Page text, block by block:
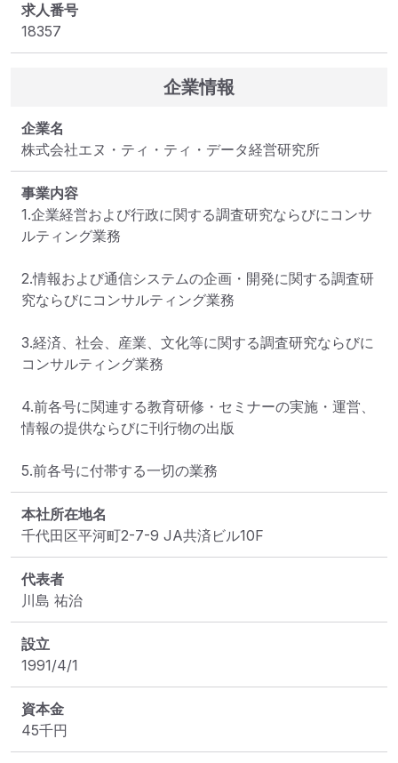
求人番号
18357
企業情報
企業名
株式会社エヌ・ティ・ティ・データ経営研究所
事業内容
1.企業経営および行政に関する調査研究ならびにコンサ
ルティング業務
2.情報および通信システムの企画・開発に関する調査研
究ならびにコンサルティング業務
3.経済、社会、産業、文化等に関する調査研究ならびに
コンサルティング業務
4.前各号に関連する教育研修・セミナーの実施・運営、
情報の提供ならびに刊行物の出版
5.前各号に付帯する一切の業務
本社所在地名
千代田区平河町2-7-9 JA共済ビル10F
代表者
川島 祐治
設立
1991/4/1
資本金
45千円